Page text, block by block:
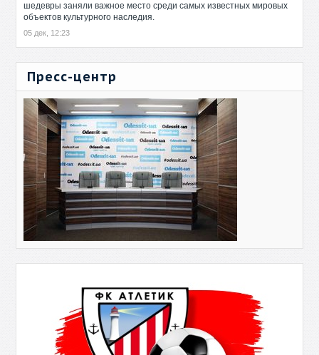
шедевры заняли важное место среди самых известных мировых
объектов культурного наследия.
05 дек, 12:23
Пресс-центр